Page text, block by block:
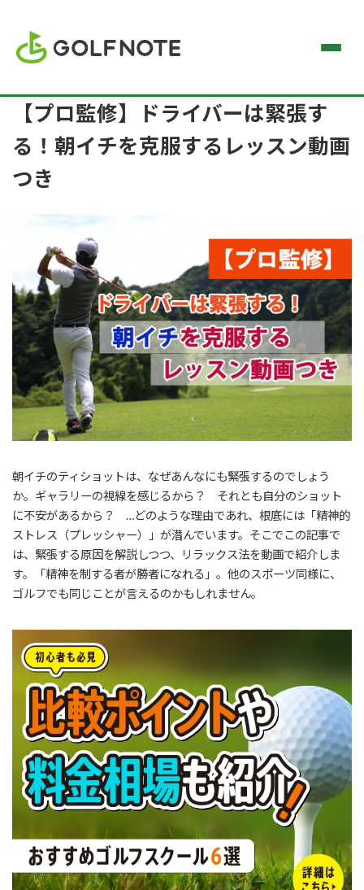
【プロ監修】ドライバーは緊張す
る！朝イチを克服するレッスン動画
つき
朝イチのティショットは、なぜあんなにも緊張するのでしょう
か。ギャラリーの視線を感じるから？ それとも自分のショット
に不安があるから？ …どのような理由であれ、根底には「精神的
ストレス（プレッシャー）」が潜んでいます。そこでこの記事で
は、緊張する原因を解説しつつ、リラックス法を動画で紹介しま
す。「精神を制する者が勝者になれる」。他のスポーツ同様に、
ゴルフでも同じことが言えるのかもしれません。